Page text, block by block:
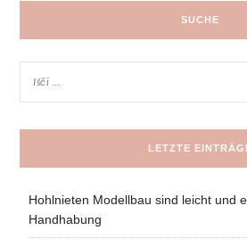
SUCHE
LETZTE
Hohlnieten Modellbau sind leicht und
Handhabung